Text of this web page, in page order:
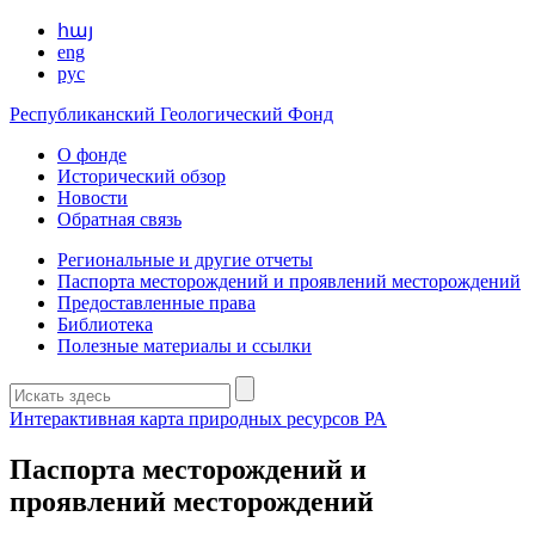
հայ
eng
рус
Республиканский Геологический Фонд
О фонде
Исторический обзор
Новости
Обратная связь
Региональные и другие отчеты
Паспорта месторождений и проявлений месторождений
Предоставленные права
Библиотека
Полезные материалы и ссылки
Интерактивная карта природных ресурсов РА
Паспорта месторождений и
проявлений месторождений